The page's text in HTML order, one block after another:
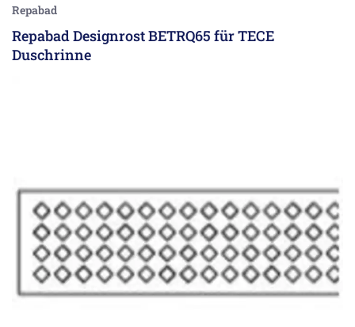
Repabad
Repabad Designrost BETRQ65 für TECE
Duschrinne